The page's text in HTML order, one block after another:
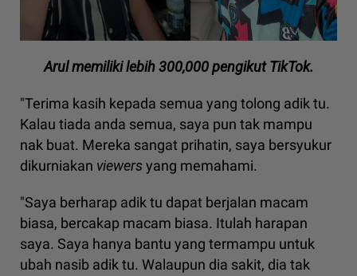
Arul memiliki lebih 300,000 pengikut TikTok.
"Terima kasih kepada semua yang tolong adik tu.
Kalau tiada anda semua, saya pun tak mampu
nak buat. Mereka sangat prihatin, saya bersyukur
dikurniakan viewersyang memahami.
"Saya berharap adik tu dapat berjalan macam
biasa, bercakap macam biasa. Itulah harapan
saya. Saya hanya bantu yang termampu untuk
ubah nasib adik tu. Walaupun dia sakit, dia tak